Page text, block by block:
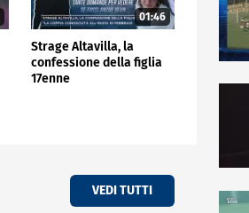
01:46
Strage Altavilla, la
confessione della figlia
17enne
VEDI TUTTI